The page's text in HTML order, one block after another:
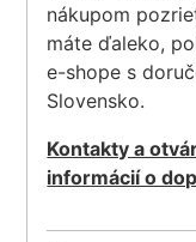
nákupom
máte ďaleko,
e-shope s
Slovensko.
Kontakty a
informácií o